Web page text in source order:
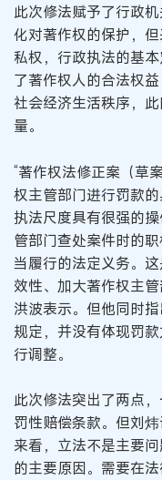
此次修法赋予了行政
化对著作权的保护，
私权，行政执法的基
了著作权人的合法权
社会经济生活秩序，
量。
“著作权法修正案（草
权主管部门进行罚款
执法尺度具有很强的
管部门查处案件时的
当履行的法定义务。
效性、加大著作权主
洪波表示。但他同时
规定，并没有体现罚
行调整。
此次修法突出了两点
罚性赔偿条款。但刘
来看，立法不是主要
的主要原因。需要在